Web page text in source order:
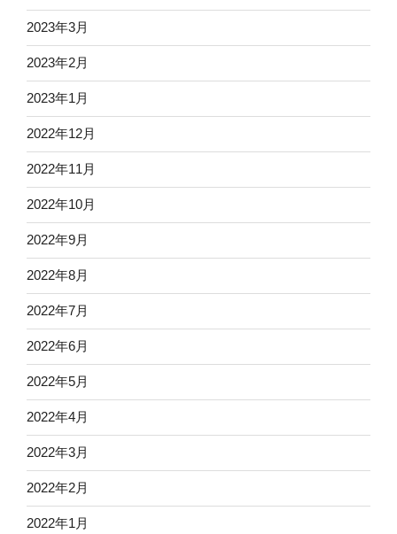
2023年3月
2023年2月
2023年1月
2022年12月
2022年11月
2022年10月
2022年9月
2022年8月
2022年7月
2022年6月
2022年5月
2022年4月
2022年3月
2022年2月
2022年1月